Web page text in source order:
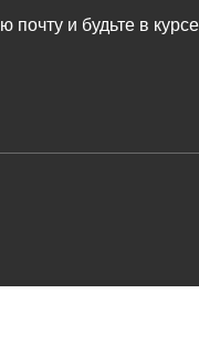
почту и будьте в